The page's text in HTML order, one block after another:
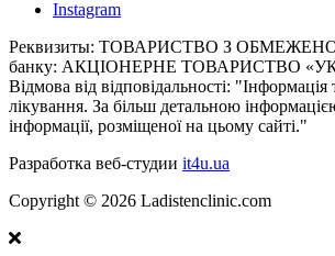
Instagram
Реквизиты: ТОВАРИСТВО З ОБМЕЖЕНОЮ
банку: АКЦІОНЕРНЕ ТОВАРИСТВО
Відмова від відповідальності: "Інформація
лікування. За більш детальною
інформації, розміщеної на цьому сайті."
Разработка веб-студии it4u.ua
Copyright © 2026 Ladistenclinic.com